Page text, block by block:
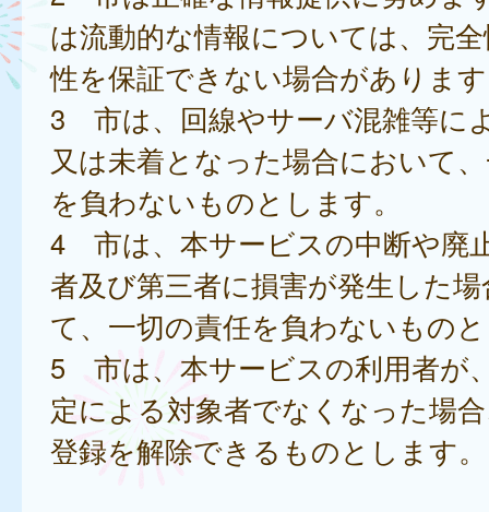
は流動的な情報については、完
性を保証できない場合がありま
3 市は、回線やサーバ混雑等に
又は未着となった場合において
を負わないものとします。
4 市は、本サービスの中断や廃
者及び第三者に損害が発生した
て、一切の責任を負わないもの
5 市は、本サービスの利用者が
定による対象者でなくなった場
登録を解除できるものとします。